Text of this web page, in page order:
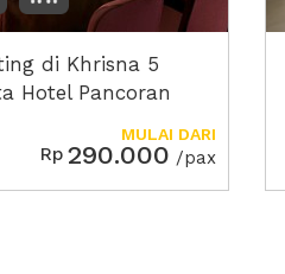
di Khrisna 5
Hotel Pancoran
Rp 290.000 /pax
MULAI DARI